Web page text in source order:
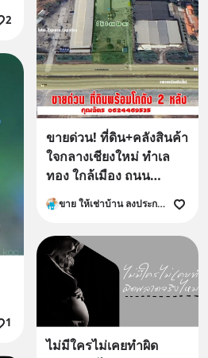
2
ขายด่วน! ที่ดิน+คลังสินค้า
ใจกลางเชียงใหม่ ทำเล
ทอง ใกล้เมือง ถนน
วงแหวน พร้อมโฉนด
พร้อมใช้งานทันที
ขาย ให้เช่าบ้าน ลงประกาศ ที่ดิน คอนโด อาคารพาณิชย์
1
ไม่มีใครไม่เคยทำผิด